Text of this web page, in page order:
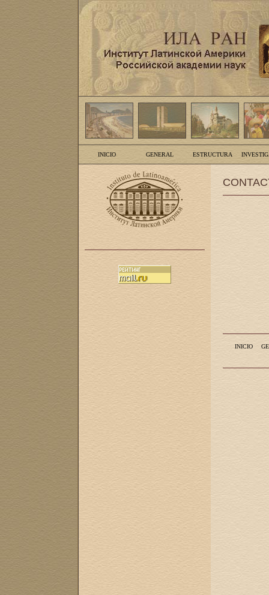
INICIO GENERAL ESTRUCTURA
INICIO